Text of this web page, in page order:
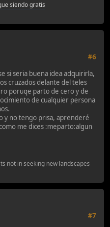
siendo gratis
#6
si seria buena idea adquirirla,
cruzados delante del teles
poruqe parto de cero y de
de cualquier persona
y no tengo prisa, aprenderé
me dices :meparto:algun
not in seeking new landscapes
#7